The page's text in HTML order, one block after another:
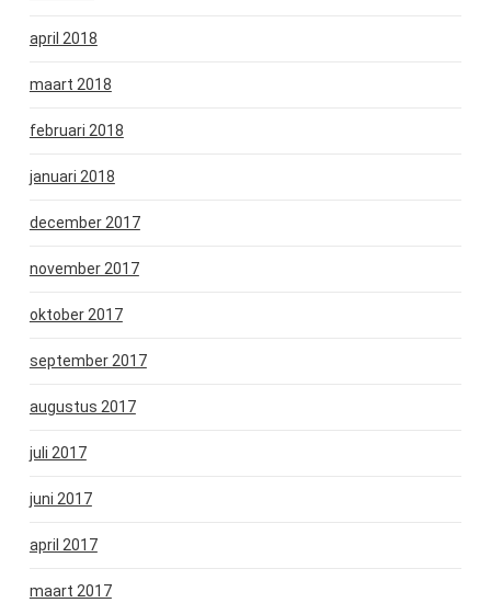
april 2018
maart 2018
februari 2018
januari 2018
december 2017
november 2017
oktober 2017
september 2017
augustus 2017
juli 2017
juni 2017
april 2017
maart 2017